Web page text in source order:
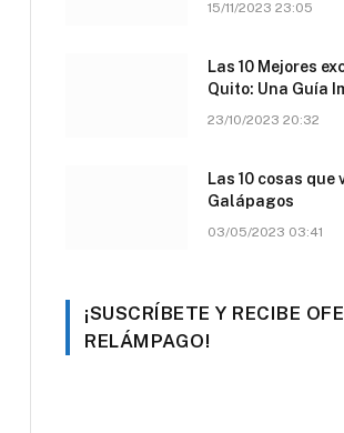
15/11/2023 23:05
Las 10 Mejores
Quito: Una Guía
23/10/2023 20:32
Las 10 cosas que
Galápagos
03/05/2023 03:41
¡SUSCRÍBETE Y RECIBE
RELÁMPAGO!